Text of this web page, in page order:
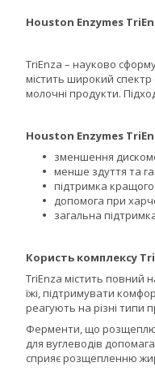
Houston Enzymes
TriEnza – науково
містить широкий
молочні продукти.
Houston Enzymes
зменшення
менше здуття та
підтримка
допомога при
загальна
Користь комплексу
TriEnza містить повний
їжі, підтримувати
реагують на різні типи
Ферменти, що
для вуглеводів
сприяє розщепленню